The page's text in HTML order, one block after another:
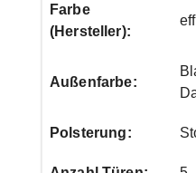
Farbe
(Hersteller):
Außenfarbe:
Polsterung: